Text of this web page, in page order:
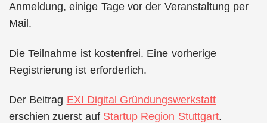
Anmeldung, einige Tage vor der Veranstaltung per
Mail.
Die Teilnahme ist kostenfrei. Eine vorherige
Registrierung ist erforderlich.
Der Beitrag EXI Digital Gründungswerkstatt
erschien zuerst auf Startup Region Stuttgart.